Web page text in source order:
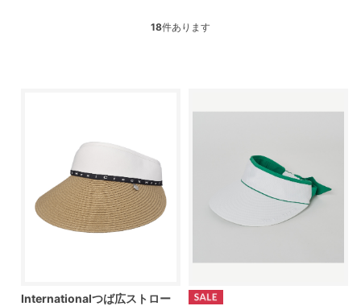
18件あります
Internationalつば広ストロー